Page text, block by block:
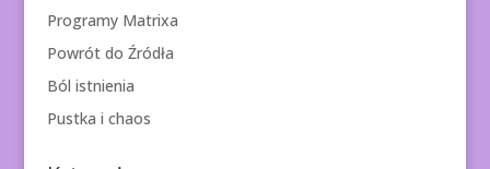
Programy Matrixa
Powrót do Źródła
Ból istnienia
Pustka i chaos